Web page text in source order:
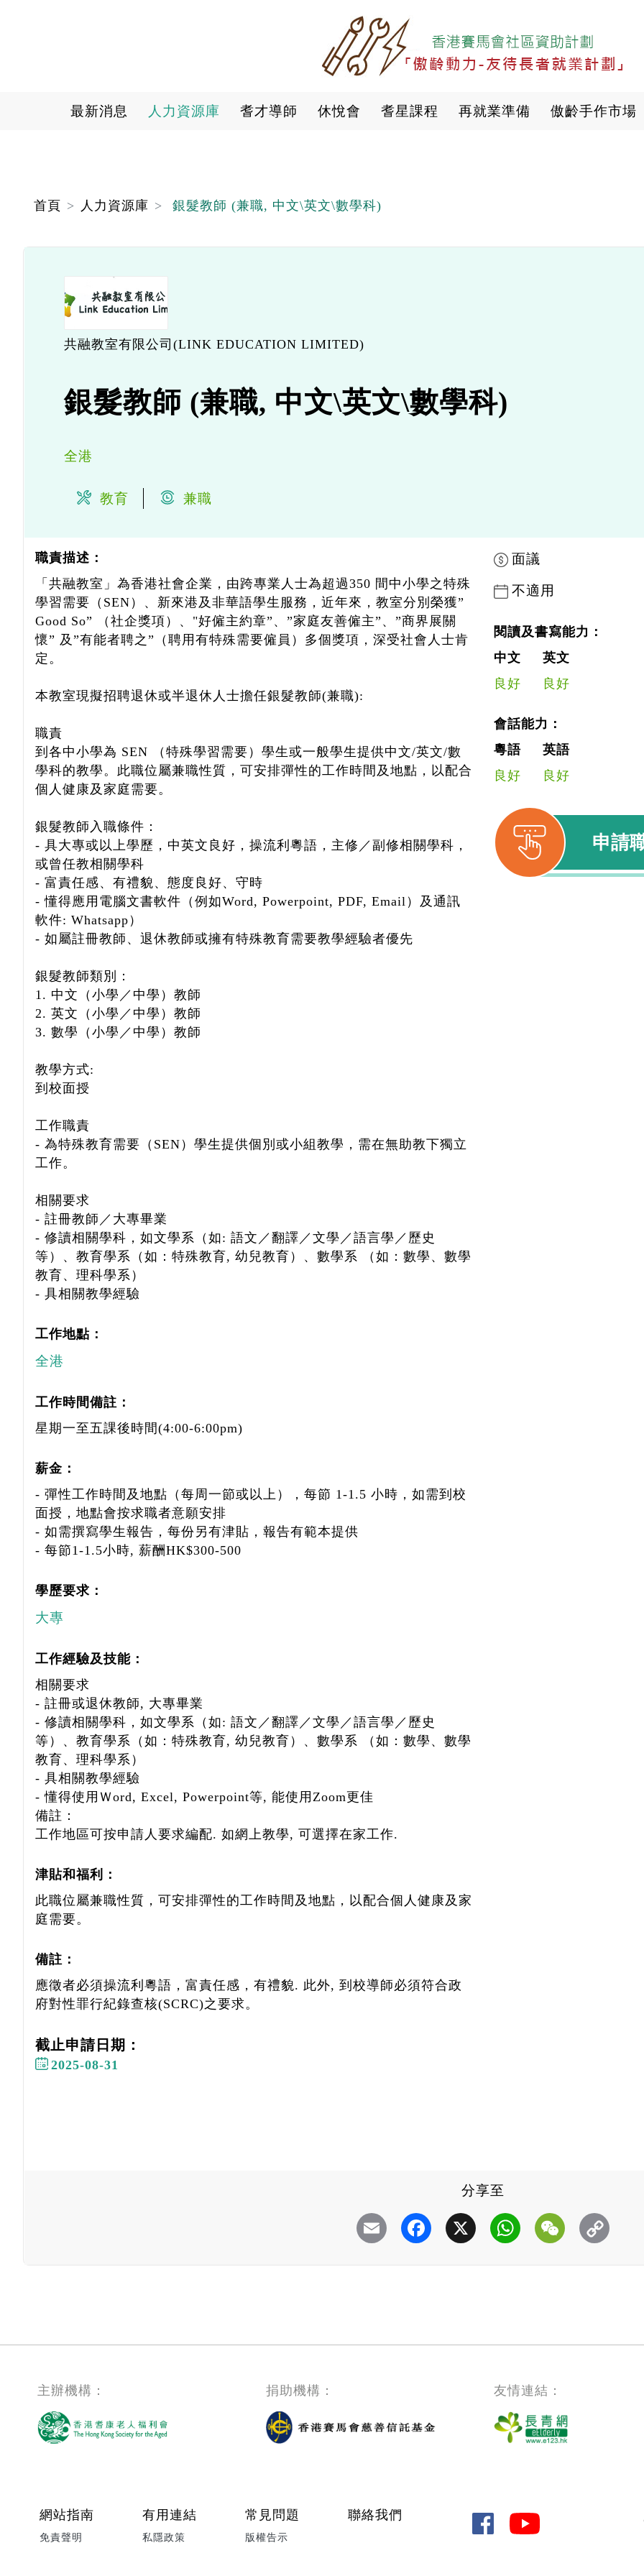
主
內
Main navigation
最新消息 人力資源庫 耆才導師 休悅會 耆星課程 再就業準備 傲齡手作市場
首頁 人力資源庫 銀髮教師 (兼職, 中文\英文\數學科)
共融教室有限公司(LINK EDUCATION LIMITED)
銀髮教師 (兼職, 中文\英文\數學科)
全港
教育 兼職
職責描述：
「共融教室」為香港社會企業，由跨專業人士為超過350 間中小學之特殊
學習需要（SEN）、新來港及非華語學生服務，近年來，教室分別榮獲”
Good So” （社企獎項）、"好僱主約章”、”家庭友善僱主”、”商界展關
懷” 及”有能者聘之”（聘用有特殊需要僱員）多個獎項，深受社會人士肯
定。
本教室現擬招聘退休或半退休人士擔任銀髮教師(兼職):
職責
到各中小學為 SEN （特殊學習需要）學生或一般學生提供中文/英文/數
學科的教學。此職位屬兼職性質，可安排彈性的工作時間及地點，以配合
個人健康及家庭需要。
銀髮教師入職條件：
- 具大專或以上學歷，中英文良好，操流利粵語，主修／副修相關學科，
或曾任教相關學科
- 富責任感、有禮貌、態度良好、守時
- 懂得應用電腦文書軟件（例如Word, Powerpoint, PDF, Email）及通訊
軟件: Whatsapp）
- 如屬註冊教師、退休教師或擁有特殊教育需要教學經驗者優先
銀髮教師類別：
1. 中文（小學／中學）教師
2. 英文（小學／中學）教師
3. 數學（小學／中學）教師
教學方式:
到校面授
工作職責
- 為特殊教育需要（SEN）學生提供個別或小組教學，需在無助教下獨立
工作。
相關要求
- 註冊教師／大專畢業
- 修讀相關學科，如文學系（如: 語文／翻譯／文學／語言學／歷史
等）、教育學系（如：特殊教育, 幼兒教育）、數學系 （如：數學、數學
教育、理科學系）
- 具相關教學經驗
工作地點：
全港
工作時間備註：
星期一至五課後時間(4:00-6:00pm)
薪金：
- 彈性工作時間及地點（每周一節或以上），每節 1-1.5 小時，如需到校
面授，地點會按求職者意願安排
- 如需撰寫學生報告，每份另有津貼，報告有範本提供
- 每節1-1.5小時, 薪酬HK$300-500
學歷要求：
大專
工作經驗及技能：
相關要求
- 註冊或退休教師, 大專畢業
- 修讀相關學科，如文學系（如: 語文／翻譯／文學／語言學／歷史
等）、教育學系（如：特殊教育, 幼兒教育）、數學系 （如：數學、數學
教育、理科學系）
- 具相關教學經驗
- 懂得使用Ｗord, Excel, Powerpoint等, 能使用Zoom更佳
備註：
工作地區可按申請人要求編配. 如網上教學, 可選擇在家工作.
津貼和福利：
此職位屬兼職性質，可安排彈性的工作時間及地點，以配合個人健康及家
庭需要。
備註：
應徵者必須操流利粵語，富責任感，有禮貌. 此外, 到校導師必須符合政
府對性罪行紀錄查核(SCRC)之要求。
截止申請日期：
2025-08-31
面議
不適用
閱讀及書寫能力：
中文
良好
英文
良好
會話能力：
粵語
良好
英語
良好
申請
分享至
Email Facebook
X WhatsAppWeChat
主辦機構： 捐助機構： 友情連結：
Footer menu
網站指南 有用連結 常見問題 聯絡我們
免責聲明 私隱政策 版權告示